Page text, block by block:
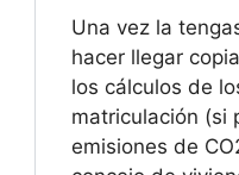
Una vez la
hacer llegar
los cálculos de
matriculación (si
emisiones de